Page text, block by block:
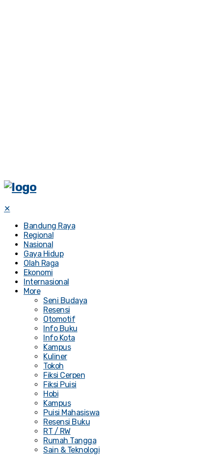
✕
Bandung Raya
Regional
Nasional
Gaya Hidup
Olah Raga
Ekonomi
Internasional
More
Seni Budaya
Resensi
Otomotif
Info Buku
Info Kota
Kampus
Kuliner
Tokoh
Fiksi Cerpen
Fiksi Puisi
Hobi
Kampus
Puisi Mahasiswa
Resensi Buku
RT / RW
Rumah Tangga
Sain & Teknologi